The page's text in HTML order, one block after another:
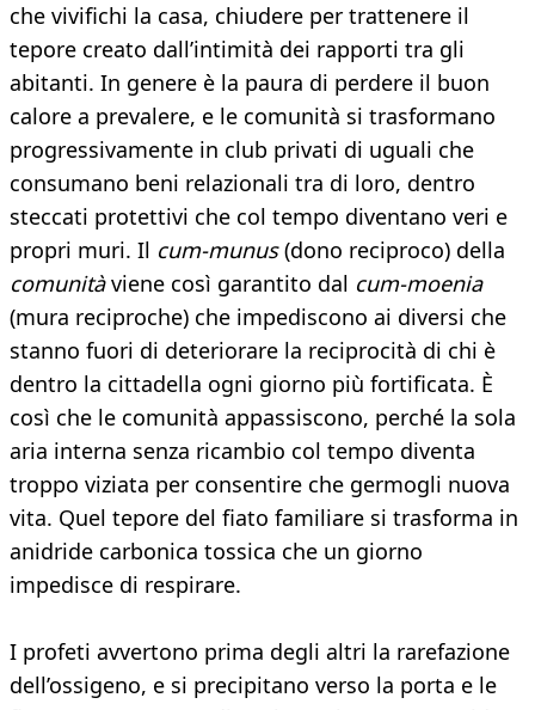
che vivifichi la casa, chiudere per trattenere il
tepore creato dall’intimità dei rapporti tra gli
abitanti. In genere è la paura di perdere il buon
calore a prevalere, e le comunità si trasformano
progressivamente in club privati di uguali che
consumano beni relazionali tra di loro, dentro
steccati protettivi che col tempo diventano veri e
propri muri. Il cum-munus(dono reciproco) della
comunitàviene così garantito dal cum-moenia
(mura reciproche) che impediscono ai diversi che
stanno fuori di deteriorare la reciprocità di chi è
dentro la cittadella ogni giorno più fortificata. È
così che le comunità appassiscono, perché la sola
aria interna senza ricambio col tempo diventa
troppo viziata per consentire che germogli nuova
vita. Quel tepore del fiato familiare si trasforma in
anidride carbonica tossica che un giorno
impedisce di respirare.
I profeti avvertono prima degli altri la rarefazione
dell’ossigeno, e si precipitano verso la porta e le